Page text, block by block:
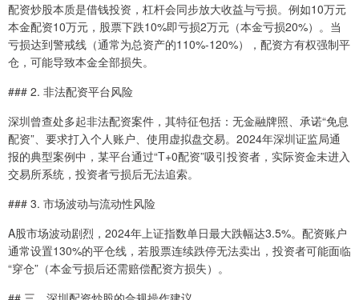
配资炒股本质是借钱投资，杠杆会同步放大收益与亏损。例如10万元
本金配资10万元，股票下跌10%即亏损2万元（本金亏损20%）。当
亏损达到警戒线（通常为总资产的110%-120%），配资方有权强制平
仓，可能导致本金全部损失。
### 2. 非法配资平台风险
深圳曾查处多起非法配资案件，其特征包括：无金融牌照、承诺“免息
配资”、要求打入个人账户、使用虚拟盘交易。2024年深圳证监局通
报的典型案例中，某平台通过“T+0配资”吸引投资者，实际资金未进入
交易所系统，投资者亏损后无法追索。
### 3. 市场波动与流动性风险
A股市场波动剧烈，2024年上证指数单日最大跌幅达3.5%。配资账户
通常设置130%的平仓线，若股票连续跌停无法卖出，投资者可能面临
“穿仓”（本金亏损后还需赔偿配资方损失）。